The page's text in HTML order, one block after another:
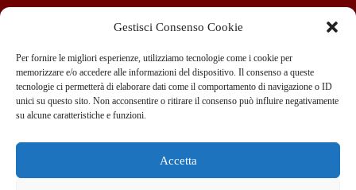
Gestisci Consenso Cookie
Per fornire le migliori esperienze, utilizziamo tecnologie come i cookie per
memorizzare e/o accedere alle informazioni del dispositivo. Il consenso a queste
tecnologie ci permetterà di elaborare dati come il comportamento di navigazione o ID
unici su questo sito. Non acconsentire o ritirare il consenso può influire negativamente
su alcune caratteristiche e funzioni.
Accetta
+39 351 970 89 33
info@teammotor.it